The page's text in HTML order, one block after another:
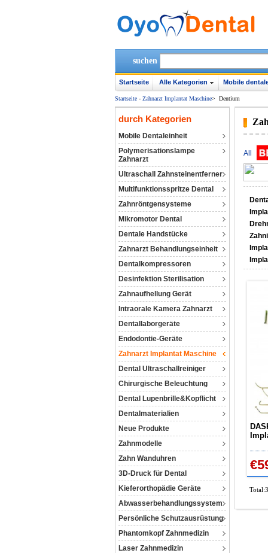
suchen
Startseite Alle Kategorien Mobile
Startseite - Zahnarzt Implantat Maschine> Dentium
durch Kategorien
Mobile Dentaleinheit
Polymerisationslampe
Zahnarzt
Ultraschall Zahnsteinentferner
Multifunktionsspritze Dental
Zahnröntgensysteme
Mikromotor Dental
Dentale Handstücke
Zahnarzt Behandlungseinheit
Dentalkompressoren‎
Desinfektion Sterilisation
Zahnaufhellung Gerät
Intraorale Kamera Zahnarzt
Dentallaborgeräte
Endodontie-Geräte
Zahnarzt Implantat Maschine
Dental Ultraschallreiniger
Chirurgische Beleuchtung
Dental Lupenbrille&Kopflicht
Dentalmaterialien
Neue Produkte
Zahnmodelle
Zahn Wanduhren
3D-Druck für Dental
Kieferorthopädie Geräte
Abwasserbehandlungssystem
Persönliche Schutzausrüstung
Phantomkopf Zahnmedizin
Laser Zahnmedizin
All